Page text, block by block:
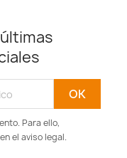
Para ello,
el aviso legal.